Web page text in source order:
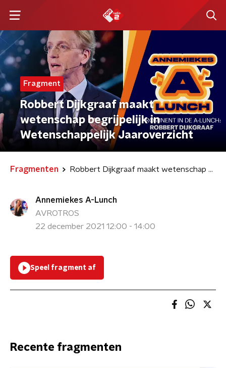
Fragment
Robbert Dijkgraaf maakt
wetenschap begrijpelijk in
Wetenschappelijk Jaaroverzicht
Fragmenten Robbert Dijkgraaf maakt wetenschap begrijpelijk in Wetenschappelijk Jaaroverzicht
Annemiekes A-Lunch
AVROTROS
22 december 2021 12:00 - 14:00
Speel fragment af
Recente fragmenten